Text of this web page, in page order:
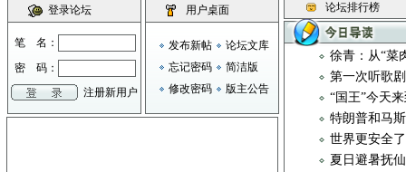
登录论坛
笔 名：
密 码：
注册新用户
用户桌面
发布新帖
论坛文库
忘记密码
简洁版
修改密码
版主公告
论坛排行榜
徐青：从“菜
第一次听歌剧
“国王”今天
特朗普和马
世界更安全
夏日避暑抚